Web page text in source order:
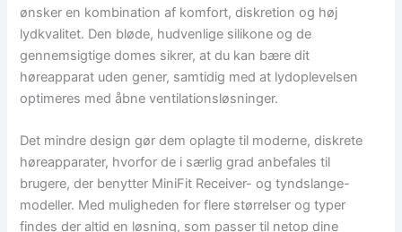
ønsker en kombination af komfort, diskretion og høj
lydkvalitet. Den bløde, hudvenlige silikone og de
gennemsigtige domes sikrer, at du kan bære dit
høreapparat uden gener, samtidig med at lydoplevelsen
optimeres med åbne ventilationsløsninger.
Det mindre design gør dem oplagte til moderne, diskrete
høreapparater, hvorfor de i særlig grad anbefales til
brugere, der benytter MiniFit Receiver- og tyndslange-
modeller. Med muligheden for flere størrelser og typer
findes der altid en løsning, som passer til netop dine